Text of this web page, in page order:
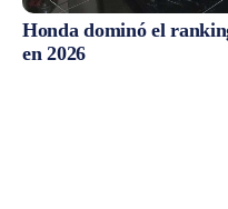
Honda dominó el
en 2026